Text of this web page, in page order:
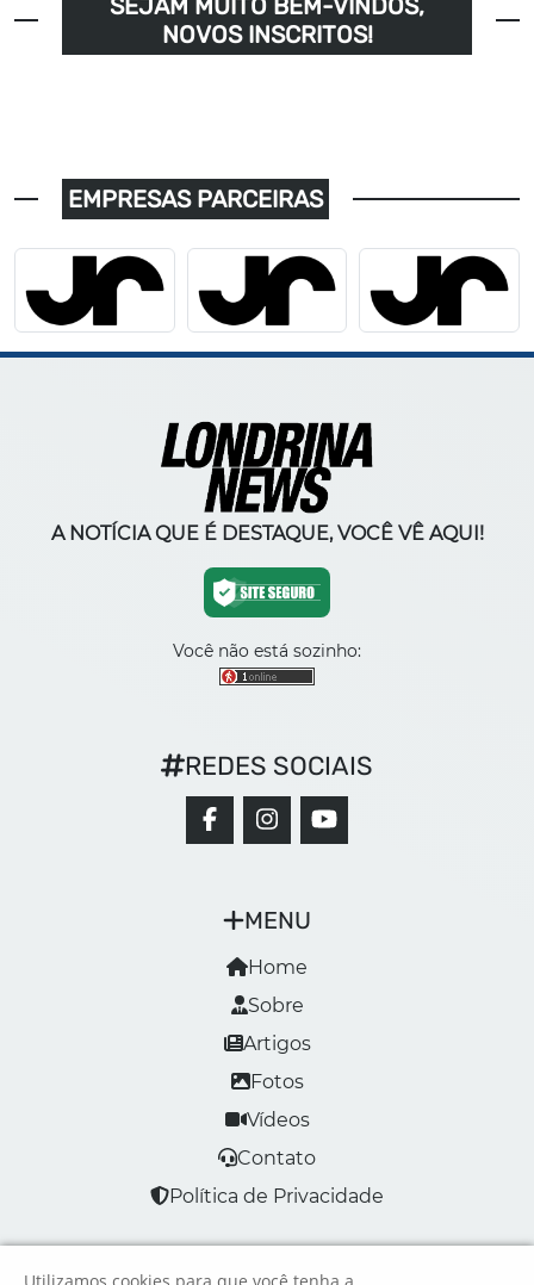
NOVOS INSCRITOS!
EMPRESAS PARCEIRAS
A NOTÍCIA QUE É DESTAQUE, VOCÊ VÊ AQUI!
Você não está sozinho:
MENU
Home
Sobre
Artigos
Fotos
Vídeos
Contato
Política de Privacidade
REDES SOCIAIS